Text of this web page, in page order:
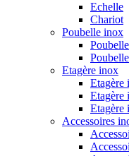
Echelle
Chariot
Poubelle inox
Etagère inox
Etagère
Etagère
Etagère
Accessoires